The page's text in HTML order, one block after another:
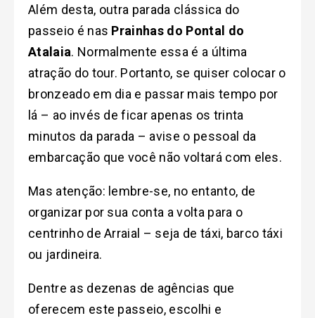
Além desta, outra parada clássica do
passeio é nas Prainhas do Pontal do
Atalaia. Normalmente essa é a última
atração do tour. Portanto, se quiser colocar o
bronzeado em dia e passar mais tempo por
lá – ao invés de ficar apenas os trinta
minutos da parada – avise o pessoal da
embarcação que você não voltará com eles.
Mas atenção: lembre-se, no entanto, de
organizar por sua conta a volta para o
centrinho de Arraial – seja de táxi, barco táxi
ou jardineira.
Dentre as dezenas de agências que
oferecem este passeio, escolhi e